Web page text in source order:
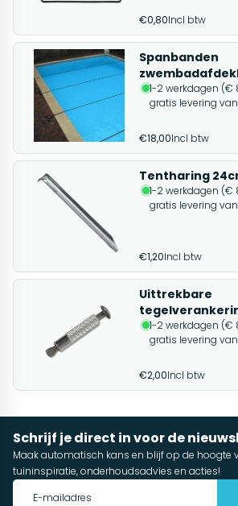
€0,80Incl btw
Spanbanden
1-2 werkdagen (€
gratis levering
€18,00Incl btw
Tentharing
1-2 werkdagen (€
gratis levering
€1,20Incl btw
Uittrekbare
1-2 werkdagen (€
gratis levering
€2,00Incl btw
Schrijf je direct in voor de
Maak automatisch kans en blijf op de hoogte
tuininspiratie, onderhoudsadvies en acties!